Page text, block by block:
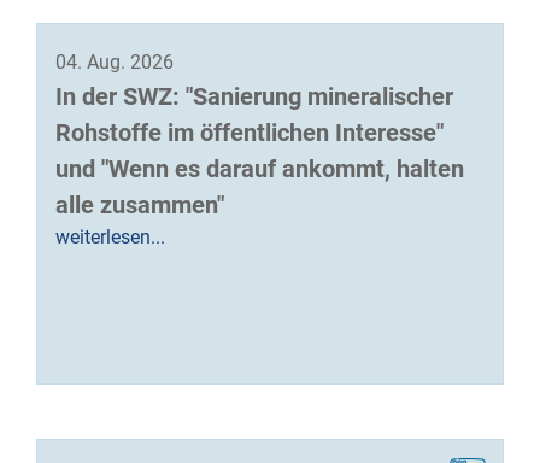
04. Aug. 2026
In der SWZ: "Sanierung mineralischer
Rohstoffe im öffentlichen Interesse"
und "Wenn es darauf ankommt, halten
alle zusammen"
weiterlesen...